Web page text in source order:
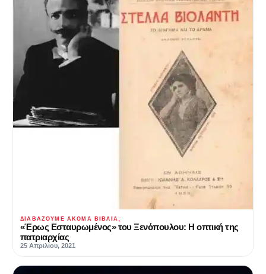
ΔΙΑΒΆΖΟΥΜΕ ΑΚΌΜΑ ΒΙΒΛΊΑ;
«Έρως Εσταυρωμένος» του Ξενόπουλου: Η οπτική της
πατριαρχίας
25 Απριλίου, 2021